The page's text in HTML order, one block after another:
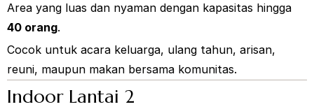
Area yang luas dan nyaman dengan kapasitas hingga
40 orang.
Cocok untuk acara keluarga, ulang tahun, arisan,
reuni, maupun makan bersama komunitas.
Indoor Lantai 2